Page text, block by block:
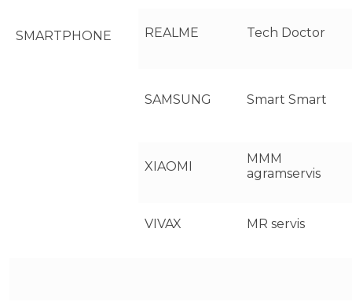
SMARTPHONE REALME Tech Doctor
SAMSUNG Smart Smart
XIAOMI
MMM
agramservis
VIVAX MR servis